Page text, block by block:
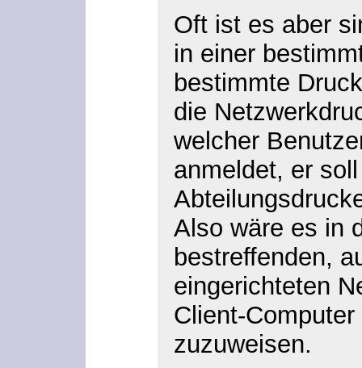
Oft ist es aber
in einer
bestimmte
die
welcher
anmeldet, er
Also wäre es in
bestreffenden,
eingerichteten
Client-
zuzuweisen.